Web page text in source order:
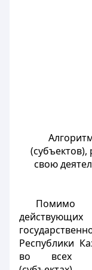
свою
Помимо
Республики
во всех